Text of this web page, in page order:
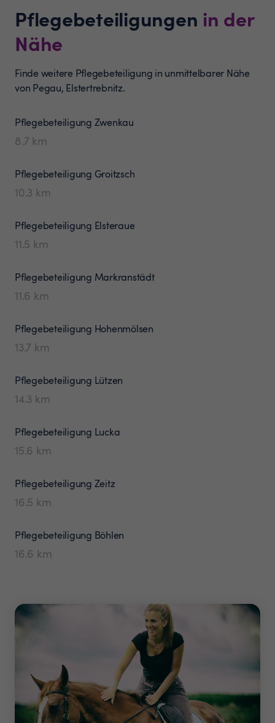
Pflegebeteiligungen in der
Nähe
Finde weitere Pflegebeteiligung in unmittelbarer Nähe
von Pegau, Elstertrebnitz.
Pflegebeteiligung Zwenkau
8.7 km
Pflegebeteiligung Groitzsch
10.3 km
Pflegebeteiligung Elsteraue
11.5 km
Pflegebeteiligung Markranstädt
11.6 km
Pflegebeteiligung Hohenmölsen
13.7 km
Pflegebeteiligung Lützen
14.3 km
Pflegebeteiligung Lucka
15.6 km
Pflegebeteiligung Zeitz
16.5 km
Pflegebeteiligung Böhlen
16.6 km